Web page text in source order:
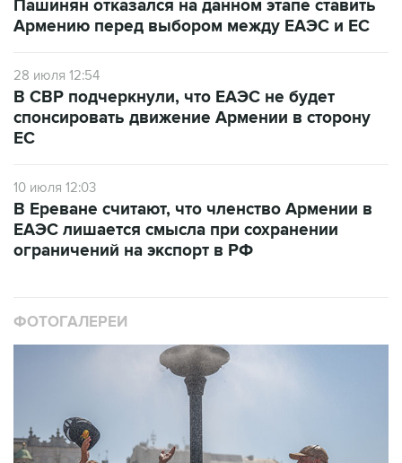
28 июля 12:54
спонсировать движение Армении в сторону
ЕС
ЕАЭС лишается смысла при сохранении
ограничений на экспорт в РФ